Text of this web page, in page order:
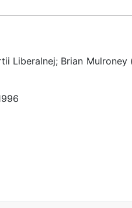
Liberalnej; Brian Mulroney